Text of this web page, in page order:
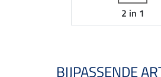
2 in 1
BIJPASSENDE